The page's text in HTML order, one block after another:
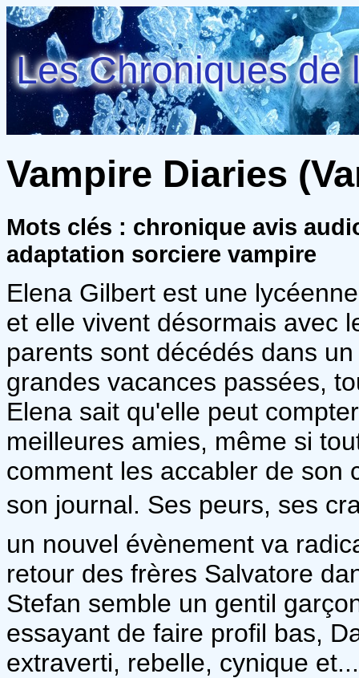
Les Chroniques de
Vampire Diaries
Mots clés : chronique avis
adaptation sorciere vampire
Elena Gilbert est une
et elle vivent désormais avec
parents sont décédés dans
grandes vacances passées,
Elena sait qu'elle peut
meilleures amies, même si
comment les accabler de son
son journal. Ses peurs, ses
un nouvel évènement va
retour des frères Salvatore
Stefan semble un gentil
essayant de faire profil bas,
extraverti, rebelle, cynique